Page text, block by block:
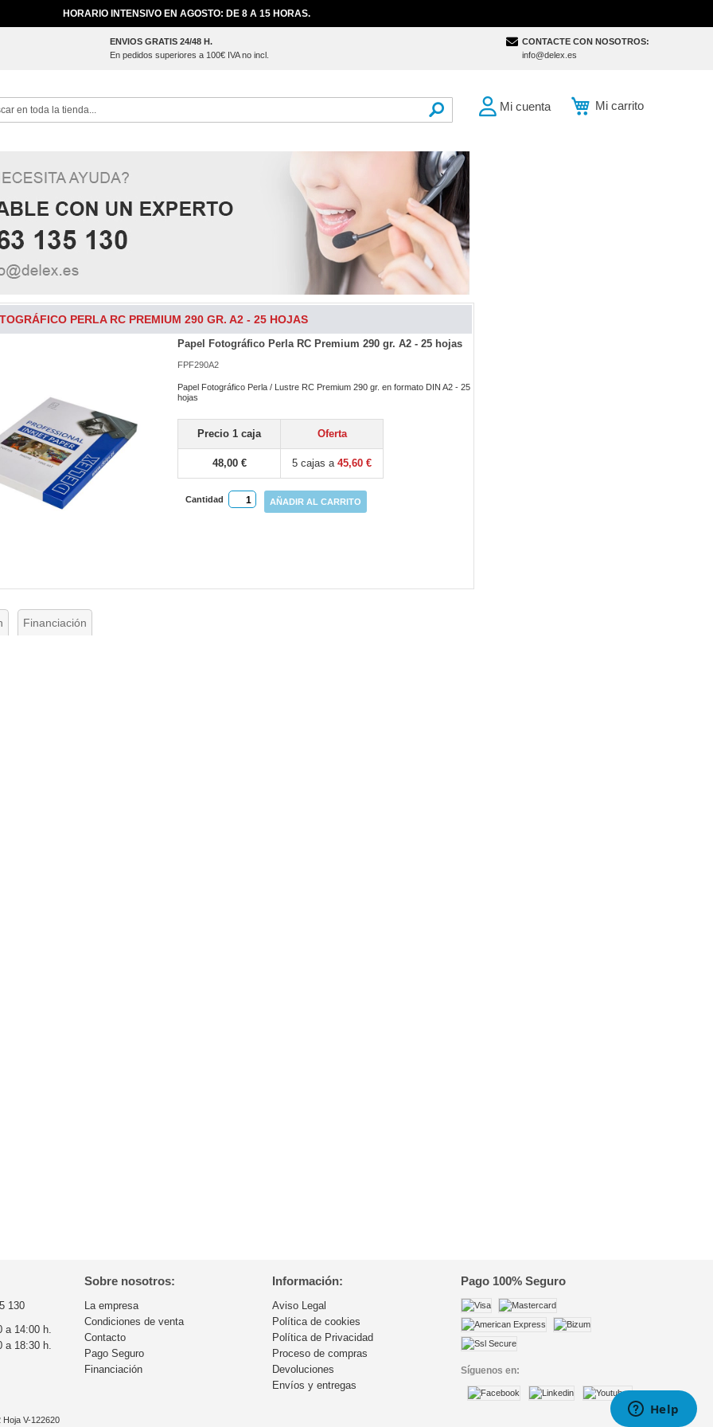
HORARIO INTENSIVO EN AGOSTO: DE 8 A 15 HORAS.
ENVIOS GRATIS 24/48 H.
En pedidos superiores a 100€ IVA no incl.
CONTACTE CON NOSOTROS:
info@delex.es
Mi carrito
Mi cuenta
PERLA RC PREMIUM 290 GR. A2 - 25 HOJAS
Papel Fotográfico Perla RC Premium 290 gr. A2 - 25 hojas
FPF290A2
Papel Fotográfico Perla / Lustre RC Premium 290 gr. en formato DIN A2 - 25
hojas
Precio 1 caja Oferta
48,00 € 5 cajas a45,60 €
Cantidad AÑADIR AL CARRITO
Financiación
130
a 14:00 h.
a 18:30 h.
Sobre nosotros:
La empresa
Condiciones de venta
Contacto
Pago Seguro
Financiación
Información:
Aviso Legal
Política de cookies
Política de Privacidad
Proceso de compras
Devoluciones
Envíos y entregas
Pago 100% Seguro
Síguenos en:
Hoja V-122620